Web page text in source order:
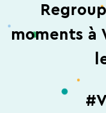
moments à